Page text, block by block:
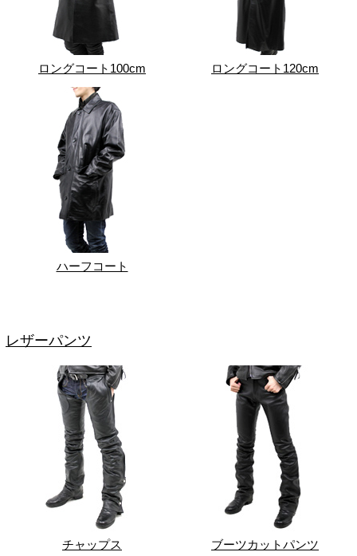
ロングコート100cm ロングコート120cm
ハーフコート
レザーパンツ
チャップス ブーツカットパンツ